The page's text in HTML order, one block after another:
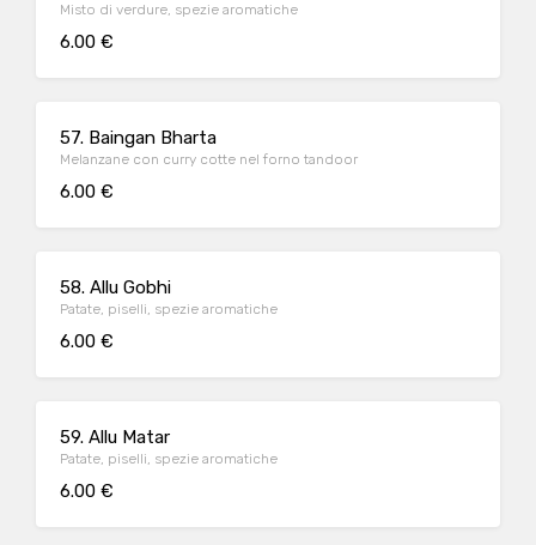
Misto di verdure, spezie aromatiche
6.00 €
57. Baingan Bharta
Melanzane con curry cotte nel forno tandoor
6.00 €
58. Allu Gobhi
Patate, piselli, spezie aromatiche
6.00 €
59. Allu Matar
Patate, piselli, spezie aromatiche
6.00 €